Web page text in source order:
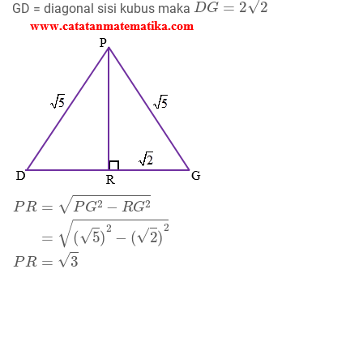
GD = diagonal sisi kubus maka
−RG2=
2PR=3